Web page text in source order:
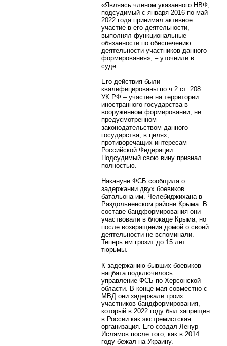
«Являясь членом указанного НВФ,
подсудимый с января 2016 по май
2022 года принимал активное
участие в его деятельности,
выполнял функциональные
обязанности по обеспечению
деятельности участников данного
формирования», – уточнили в
суде.
Его действия были
квалифицированы по ч.2 ст. 208
УК РФ – участие на территории
иностранного государства в
вооруженном формировании, не
предусмотренном
законодательством данного
государства, в целях,
противоречащих интересам
Российской Федерации.
Подсудимый свою вину признал
полностью.
Накануне ФСБ сообщила о
задержании двух боевиков
батальона им. Челебиджихана в
Раздольненском районе Крыма. В
составе бандформирования они
участвовали в блокаде Крыма, но
после возвращения домой о своей
деятельности не вспоминали.
Теперь им грозит до 15 лет
тюрьмы.
К задержанию бывших боевиков
нацбата подключилось
управление ФСБ по Херсонской
области. В конце мая совместно с
МВД они задержали троих
участников бандформирования,
который в 2022 году был запрещен
в России как экстремистская
организация. Его создал Ленур
Ислямов после того, как в 2014
году бежал на Украину.